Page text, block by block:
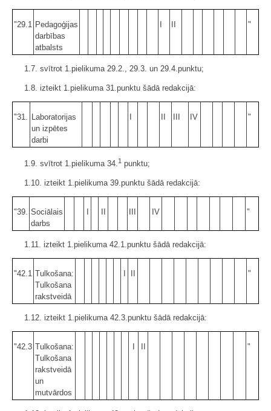
"29.1
Pedagoģijas
darbības
atbalsts
"
1.7. svītrot 1.pielikuma 29.2., 29.3. un 29.4.punktu;
1.8. izteikt 1.pielikuma 31.punktu šādā redakcijā:
"31.
Laboratorijas
un izpētes
darbi
IV "
1.9. svītrot 1.pielikuma 34.1 punktu;
1.10. izteikt 1.pielikuma 39.punktu šādā redakcijā:
"39. Sociālais
darbs
IV "
1.11. izteikt 1.pielikuma 42.1.punktu šādā redakcijā:
"42.1 Tulkošana:
Tulkošana
rakstveidā
"
1.12. izteikt 1.pielikuma 42.3.punktu šādā redakcijā:
"42.3 Tulkošana:
Tulkošana
rakstveidā
un
mutvārdos
"